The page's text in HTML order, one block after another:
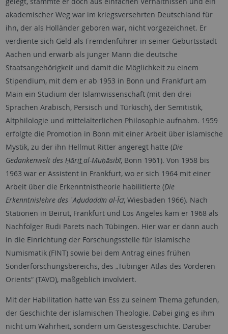
akademischer Weg war im kriegsversehrten Deutschland für
ihn, der als Holländer geboren war, nicht vorgezeichnet. Er
verdiente sich Geld als Fremdenführer in seiner Geburtsstadt
Aachen und erwarb als junger Mann die deutsche
Staatsangehörigkeit und damit die Möglichkeit zu einem
Stipendium, mit dem er ab 1953 in Bonn und Frankfurt am
Main ein Studium der Islamwissenschaft (mit den drei
Sprachen Arabisch, Persisch und Türkisch), der Semitistik,
Altphilologie und mittelalterlichen Philosophie aufnahm. 1959
erfolgte die Promotion in Bonn mit einer Arbeit über islamische
Mystik, zu der ihn Hellmut Ritter angeregt hatte (Die
Gedankenwelt des Ḥārit̲ al-Muḥāsibī, Bonn 1961). Von 1958 bis
1963 war er Assistent in Frankfurt, wo er sich 1964 mit einer
Arbeit über die Erkenntnistheorie habilitierte (Die
Erkenntnislehre des ʿAḍudaddīn al-Īcī, Wiesbaden 1966). Nach
Stationen in Beirut, Frankfurt und Los Angeles kam er 1968 als
Nachfolger Rudi Parets nach Tübingen. Hier war er dann auch
in die Einrichtung der Forschungsstelle für Islamische
Numismatik (FINT) sowie bei dem Antrag eines frühen
Sonderforschungsbereichs, des „Tübinger Atlas des Vorderen
Orients“ (TAVO), maßgeblich involviert.
Mit der Habilitation hatte van Ess zu seinem Thema gefunden,
der Geschichte der islamischen Theologie. Dabei ging es ihm
nicht um Wahrheit, sondern um Geistesgeschichte. Darüber